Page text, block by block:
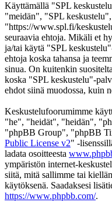
Käyttämällä "SPL
"meidän", "SPL keskustelu",
"https://www.spl.fi/
seuraavia ehtoja. Mikäli et
ja/tai käytä "SPL
ehtoja koska tahansa ja
sinua. On kuitenkin
koska "SPL keskustelu"-
ehdot siinä muodossa, kuin
Keskustelufoorumimme
"he", "heidät", "heidän",
"phpBB Group", "phpBB
Public License v2" -
ladata osoitteesta
ympäristön internet-
siitä, mitä sallimme tai
käytöksenä. Saadaksesi
https://www.phpbb.com/.